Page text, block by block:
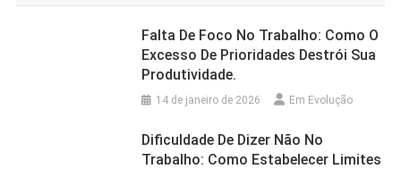
Falta De Foco No Trabalho: Como O
Excesso De Prioridades Destrói Sua
Produtividade.
14 de janeiro de 2026 Em Evolução
Dificuldade De Dizer Não No
Trabalho: Como Estabelecer Limites